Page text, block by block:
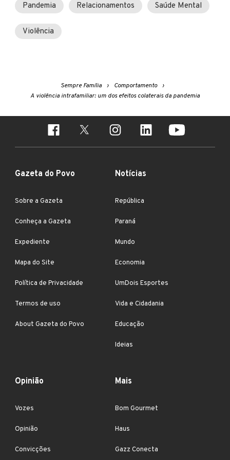
Pandemia Relacionamentos Saúde Mental
Violência
Sempre Família
Comportamento
A violência intrafamiliar: um dos efeitos colaterais da pandemia
Gazeta do Povo
Sobre a Gazeta
Conheça a Gazeta
Expediente
Mapa do Site
Política de Privacidade
Termos de uso
About Gazeta do Povo
Notícias
República
Paraná
Mundo
Economia
UmDois Esportes
Vida e Cidadania
Educação
Ideias
Opinião
Vozes
Opinião
Convicções
Mais
Bom Gourmet
Haus
Gazz Conecta